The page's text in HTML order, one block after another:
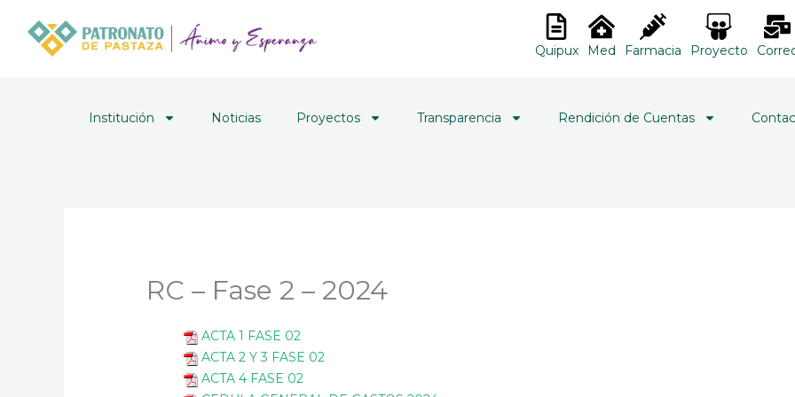
contenido
Quipux Med Farmacia Proyecto
Institución Noticias Proyectos Transparencia Rendición de Cuentas
RC – Fase 2 – 2024
ACTA 1 FASE 02
ACTA 2 Y 3 FASE 02
ACTA 4 FASE 02